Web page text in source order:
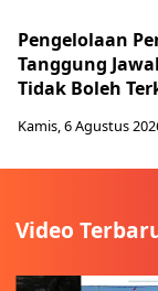
Pengelolaan
Tanggung
Tidak Boleh
Kamis, 6 Agustus
Video